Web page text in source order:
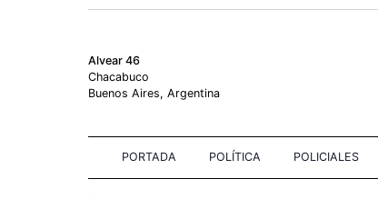
Alvear 46
Chacabuco
Buenos Aires, Argentina
PORTADA POLÍTICA POLICIALES